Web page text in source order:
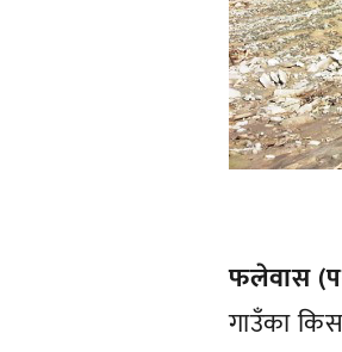
फलेवास
गाउँका